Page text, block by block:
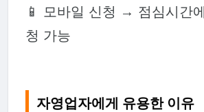
📱 모바일 신청 → 점심시간
청 가능
자영업자에게 유용한 이유